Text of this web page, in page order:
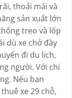
thoải mái và
sản xuất lớn
treo và lốp
dù xe chở đầy
đi du lịch,
người. Với chi
Nếu bạn
xe 29 chỗ,